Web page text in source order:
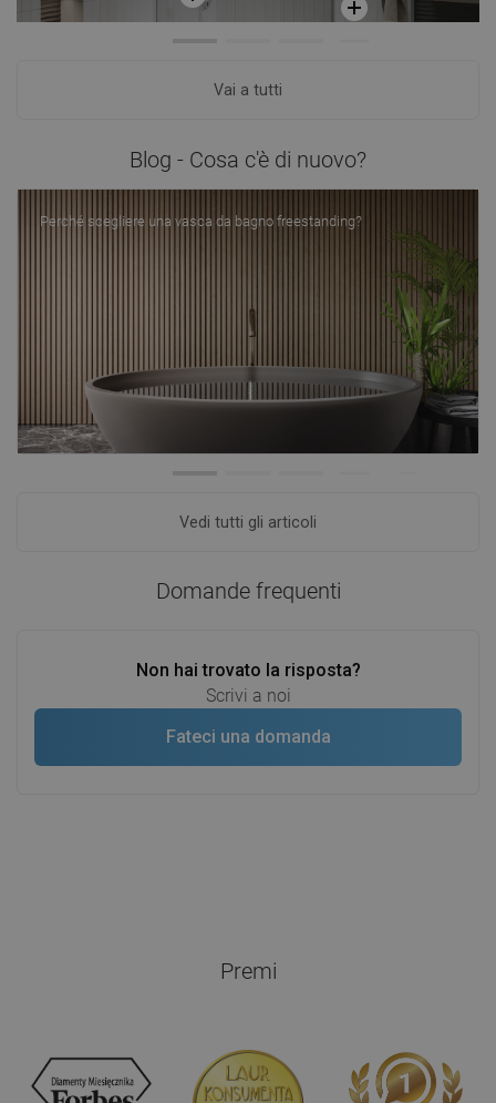
Vai a tutti
Blog - Cosa c'è di nuovo?
Perché scegliere una vasca da bagno freestanding?
Vedi tutti gli articoli
Domande frequenti
Non hai trovato la risposta?
Scrivi a noi
Fateci una domanda
Premi